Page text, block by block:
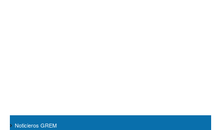
Noticieros GREM